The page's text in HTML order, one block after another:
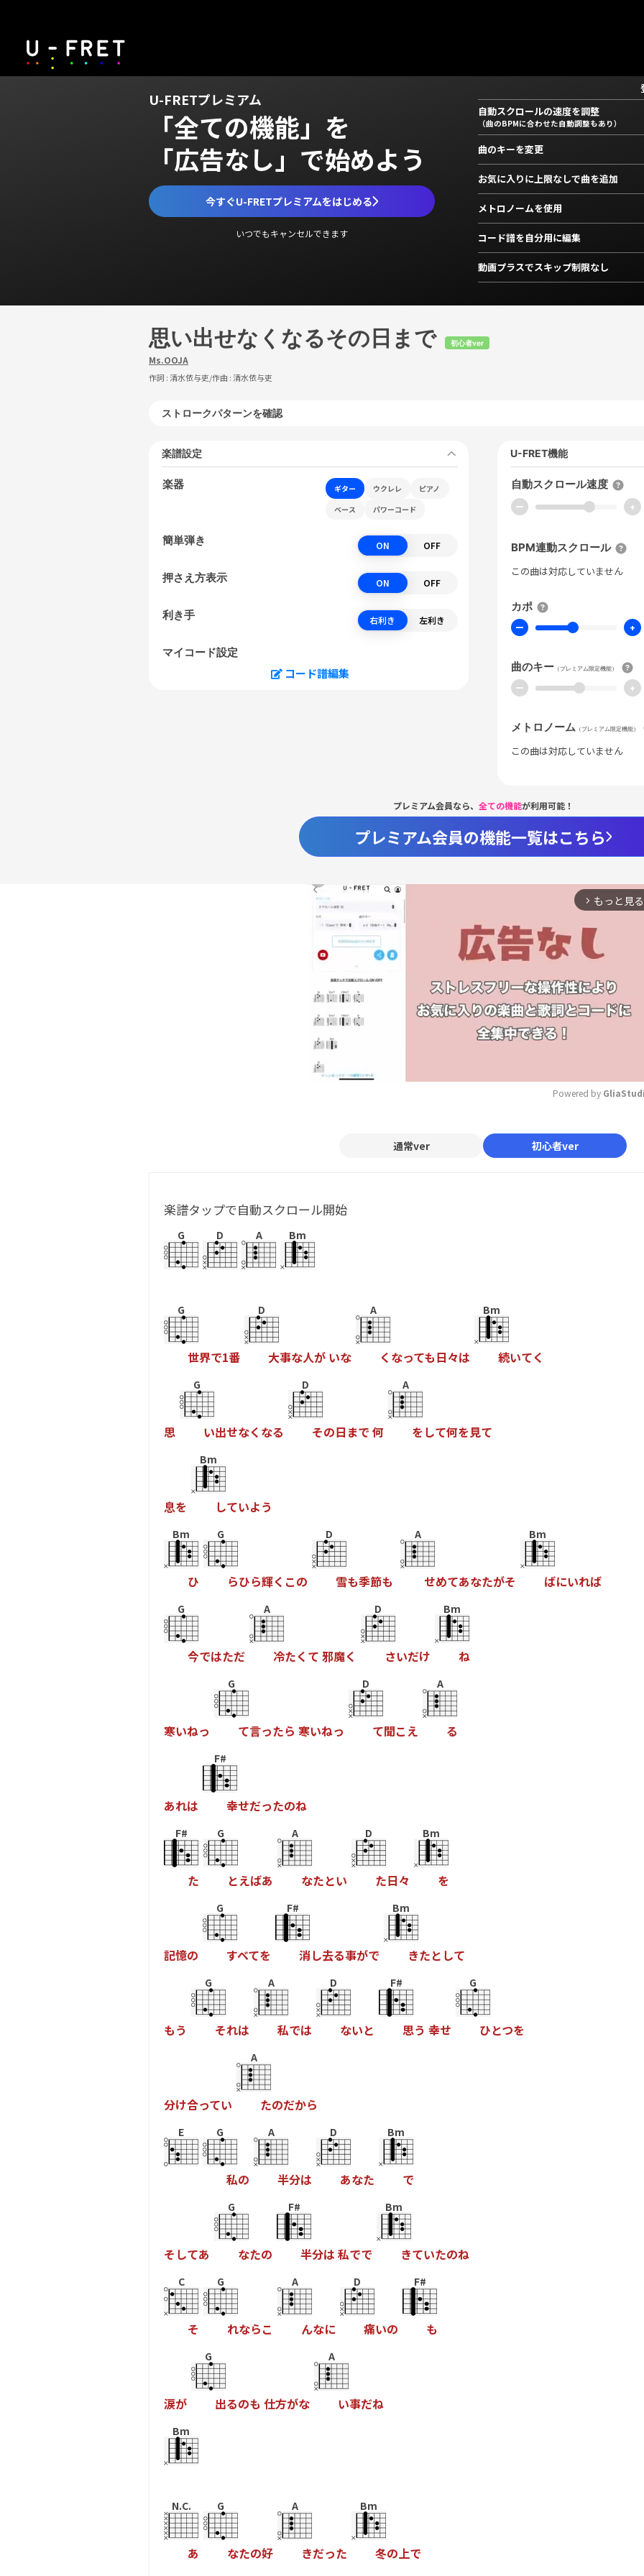
U-FRETプレミアム
「全ての機能」を
「広告なし」で始めよう
今すぐU-FRETプレミアムをはじめる
いつでもキャンセルできます
自動スクロールの速度を調整
（曲のBPMに合わせた自動調整もあり）
曲のキーを変更
お気に入りに上限なしで曲を追加
メトロノームを使用
コード譜を自分用に編集
動画プラスでスキップ制限なし
思い出せなくなるその日まで 初心者ver
Ms.OOJA
作詞 :清水依与吏/作曲 :清水依与吏
ストロークパターンを確認
楽譜設定
楽器 ギター ウクレレ
ピアノ
ベース
パワーコード
簡単弾き ON OFF
押さえ方表示 ON OFF
利き手 右利き 左利き
マイコード設定
コード譜編集
U-FRET機能
自動スクロール速度
ー +
BPM連動スクロール
この曲は対応していません
カポ
ー +
曲のキー （プレミアム限定機能）
ー +
メトロノーム （プレミアム限定機能）
この曲は対応していません
プレミアム会員なら、 全ての機能が利用可能！
プレミアム会員の機能一覧はこちら
arrow_forward_ios もっと見る
Mute
Powered by
通常ver 初心者ver
楽譜タップで自動スクロール開始
G D A Bm
G
世界で1番
D
大事な人が いな
A
く なっても日々は
Bm
続いてく
思
G
い出せなく なる
D
その日 まで 何
A
をして何を見て
息を
Bm
していよう
Bm
ひ
G
らひら輝く この
D
雪も季節も
A
せめてあなたがそ
Bm
ばにいれば
G
今ではただ
A
冷たく て 邪魔く
D
さいだけ
Bm
ね
寒いねっ
G
て言ったら 寒いねっ
D
て聞こえ
A
る
あれは
F#
幸せだったのね
F#
た
G
とえばあ
A
なたとい
D
た日々
Bm
を
記憶の
G
すべてを
F#
消し去る事がで
Bm
きたと して
もう
G
それは
A
私では
D
ないと
F#
思う 幸せ
G
ひとつを
分け合ってい
A
たのだから
E G
私の
A
半分は
D
あなた
Bm
で
そ してあ
G
なたの
F#
半分は 私でで
Bm
きていたのね
C
そ
G
れならこ
A
んなに
D
痛いの
F#
も
涙が
G
出るのも 仕方がな
A
い事だね
Bm
N.C.
あ
G
なたの好
A
きだった
Bm
冬の上で